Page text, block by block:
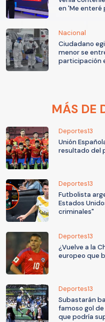
en 'Me enteré
Nacional
Ciudadano
menor se
participación
MÁS DE
Deportes13
Unión
resultado del
Deportes13
Futbolista
Estados
criminales"
Deportes13
¿Vuelve a la
europeo que
Deportes13
Subastarán
famoso gol de
que podría